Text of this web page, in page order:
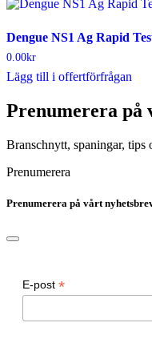
Dengue NS1 Ag Rapid
0.00kr
Lägg till i offertförfrågan
Prenumerera på
Branschnytt, spaningar,
Prenumerera
Prenumerera på vårt
E-post *